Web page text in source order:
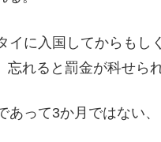
イに入国してからも
忘れると罰金が科せら
あって3か月ではない